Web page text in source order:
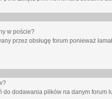
w poście?
przez obsługę forum ponieważ
dodawania plików na danym forum